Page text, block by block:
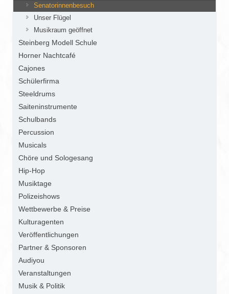
Senatorinnenbesuch
Unser Flügel
Musikraum geöffnet
Steinberg Modell Schule
Horner Nachtcafé
Cajones
Schülerfirma
Steeldrums
Saiteninstrumente
Schulbands
Percussion
Musicals
Chöre und Sologesang
Hip-Hop
Musiktage
Polizeishows
Wettbewerbe & Preise
Kulturagenten
Veröffentlichungen
Partner & Sponsoren
Audiyou
Veranstaltungen
Musik & Politik